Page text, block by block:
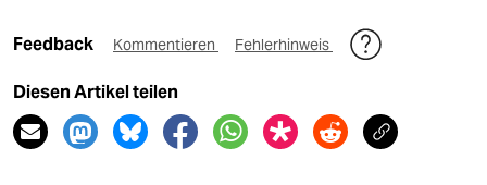
Feedback Kommentieren Fehlerhinweis
Diesen Artikel teilen